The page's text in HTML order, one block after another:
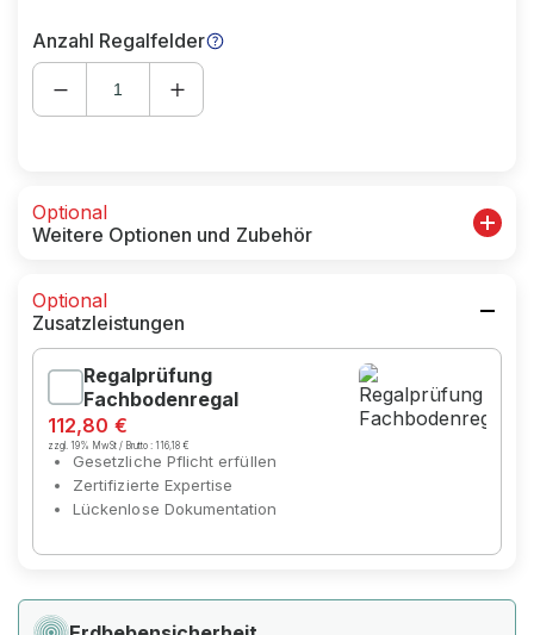
Anzahl Regalfelder
Optional
Weitere Optionen und Zubehör
Optional
Zusatzleistungen
Regalprüfung
Fachbodenregal
112,80 €
zzgl. 19% MwSt / Brutto :116,18 €
Gesetzliche Pflicht erfüllen
Zertifizierte Expertise
Lückenlose Dokumentation